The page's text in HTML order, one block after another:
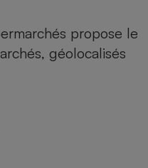
propose le
géolocalisés